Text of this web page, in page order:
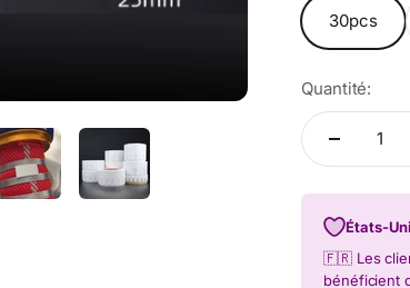
30pcs
Quantité:
États-
🇫🇷 Les
bénéficient